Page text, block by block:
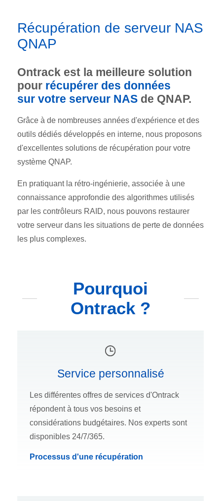
Récupération de serveur NAS
QNAP
Ontrack est la meilleure solution
pour récupérer des données
sur votre serveur NAS de QNAP.
Grâce à de nombreuses années d'expérience et des
outils dédiés développés en interne, nous proposons
d'excellentes solutions de récupération pour votre
système QNAP.
En pratiquant la rétro-ingénierie, associée à une
connaissance approfondie des algorithmes utilisés
par les contrôleurs RAID, nous pouvons restaurer
votre serveur dans les situations de perte de données
les plus complexes.
Pourquoi
Ontrack ?
Service personnalisé
Les différentes offres de services d'Ontrack
répondent à tous vos besoins et
considérations budgétaires. Nos experts sont
disponibles 24/7/365.
Processus d'une récupération